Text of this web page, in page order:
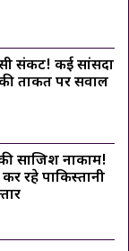
संकट! कई सांसदों
की ताकत पर सवाल
साजिश नाकाम!
रहे पाकिस्तानी